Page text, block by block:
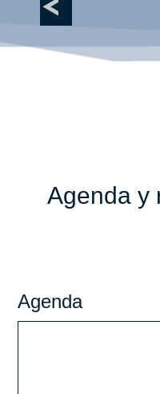
Agenda y
Agenda